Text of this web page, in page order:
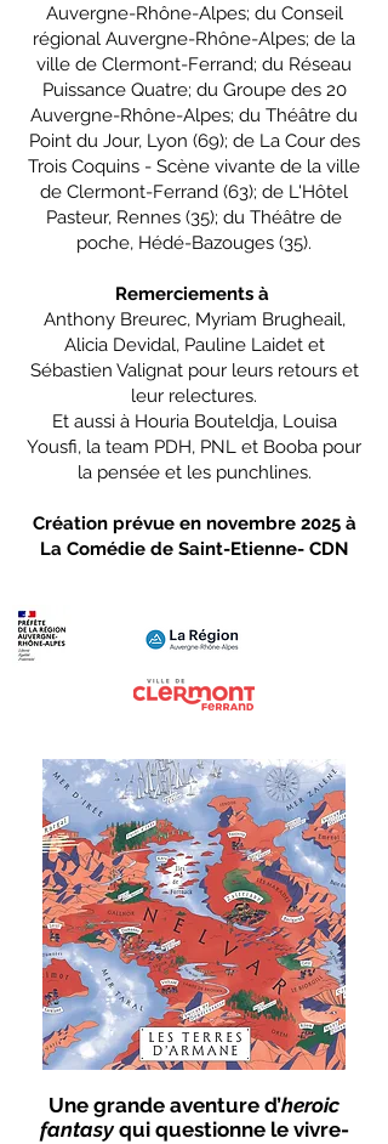
Auvergne-Rhône-Alpes; du Conseil
régional Auvergne-Rhône-Alpes; de la
ville de Clermont-Ferrand; du Réseau
Puissance Quatre; du Groupe des 20
Auvergne-Rhône-Alpes; du Théâtre du
Point du Jour, Lyon (69); de La Cour des
Trois Coquins - Scène vivante de la ville
de Clermont-Ferrand (63); de L'Hôtel
Pasteur, Rennes (35); du Théâtre de
poche, Hédé-Bazouges (35).
Remerciements à
Anthony Breurec, Myriam Brugheail,
Alicia Devidal, Pauline Laidet et
Sébastien Valignat pour leurs retours et
leur relectures.
Et aussi à Houria Bouteldja, Louisa
Yousfi, la team PDH, PNL et Booba pour
la pensée et les punchlines.
Création prévue en novembre 2025 à
La Comédie de Saint-Etienne- CDN
Une grande aventure d’heroic
fantasy qui questionne le vivre-